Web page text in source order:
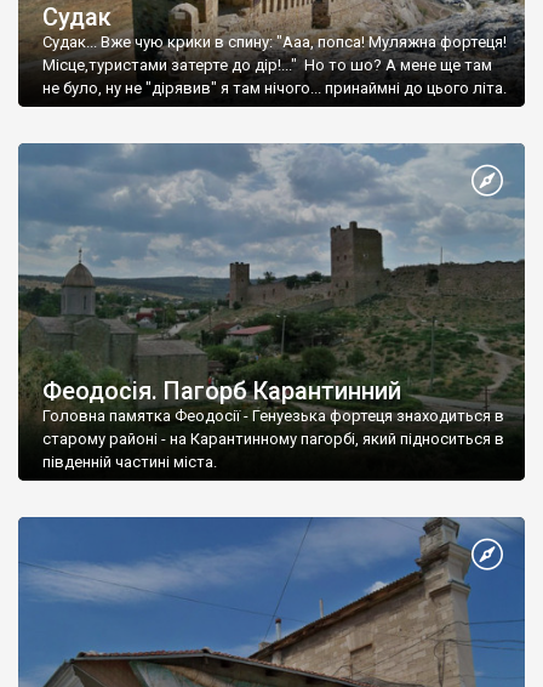
Судак
Судак... Вже чую крики в спину: "Ааа, попса! Муляжна фортеця!
Місце,туристами затерте до дір!..." Но то шо? А мене ще там
не було, ну не "дірявив" я там нічого... принаймні до цього літа.
Феодосія. Пагорб Карантинний
Головна памятка Феодосії - Генуезька фортеця знаходиться в
старому районі - на Карантинному пагорбі, який підноситься в
південній частині міста.